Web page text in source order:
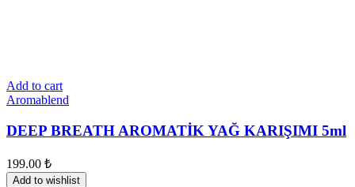
Add to cart
Aromablend
DEEP BREATH AROMATİK YAĞ KARIŞIMI 5ml
199.00 ₺
Add to wishlist